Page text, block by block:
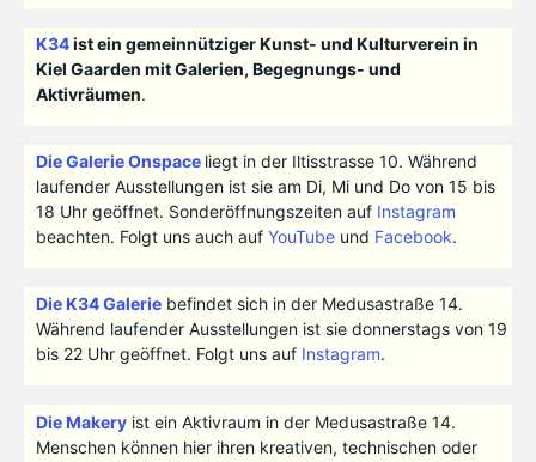
K34ist ein gemeinnütziger Kunst- und Kulturverein in
Kiel Gaarden mit Galerien, Begegnungs- und
Aktivräumen.
Die Galerie Onspace liegt in der Iltisstrasse 10. Während
laufender Ausstellungen ist sie am Di, Mi und Do von 15 bis
18 Uhr geöffnet. Sonderöffnungszeiten auf Instagram
beachten. Folgt uns auch auf YouTubeund Facebook.
Die K34 Galeriebefindet sich in der Medusastraße 14.
Während laufender Ausstellungen ist sie donnerstags von 19
bis 22 Uhr geöffnet. Folgt uns auf Instagram.
Die Makeryist ein Aktivraum in der Medusastraße 14.
Menschen können hier ihren kreativen, technischen oder